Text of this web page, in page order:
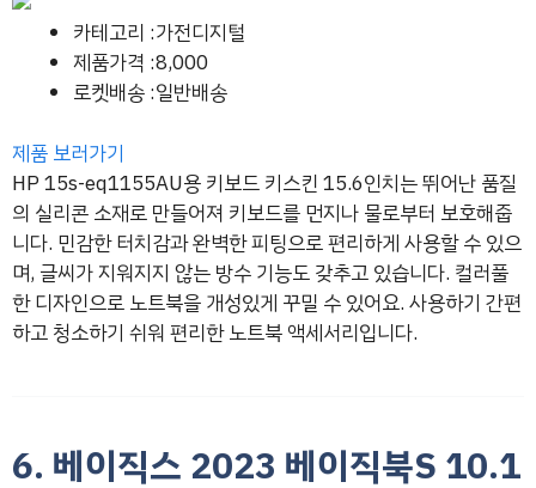
카테고리 :가전디지털
제품가격 :8,000
로켓배송 :일반배송
제품 보러가기
HP 15s-eq1155AU용 키보드 키스킨 15.6인치는 뛰어난 품질
의 실리콘 소재로 만들어져 키보드를 먼지나 물로부터 보호해줍
니다. 민감한 터치감과 완벽한 피팅으로 편리하게 사용할 수 있으
며, 글씨가 지워지지 않는 방수 기능도 갖추고 있습니다. 컬러풀
한 디자인으로 노트북을 개성있게 꾸밀 수 있어요. 사용하기 간편
하고 청소하기 쉬워 편리한 노트북 액세서리입니다.
6. 베이직스 2023 베이직북S 10.1